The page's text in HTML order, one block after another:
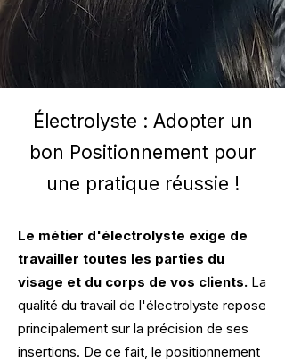
Électrolyste : Adopter un
bon Positionnement pour
une pratique réussie !
Le métier d'électrolyste exige de
travailler toutes les parties du
visage et du corps de vos clients. La
qualité du travail de l'électrolyste repose
principalement sur la précision de ses
insertions. De ce fait, le positionnement